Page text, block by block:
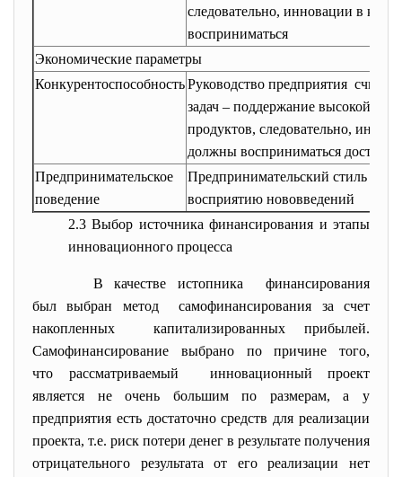
следовательно, инновации в
восприниматься
Экономические параметры
КонкурентоспособностьРуководство предприятия
задач – поддержание высокой
продуктов, следовательно,
должны восприниматься
Предпринимательское
поведение
Предпринимательский стиль
восприятию нововведений
2.3 Выбор источника финансирования и этапы
инновационного процесса
В качестве истопника финансирования
был выбран метод самофинансирования за счет
накопленных капитализированных прибылей.
Самофинансирование выбрано по причине того,
что рассматриваемый инновационный проект
является не очень большим по размерам, а у
предприятия есть достаточно средств для реализации
проекта, т.е. риск потери денег в результате получения
отрицательного результата от его реализации нет